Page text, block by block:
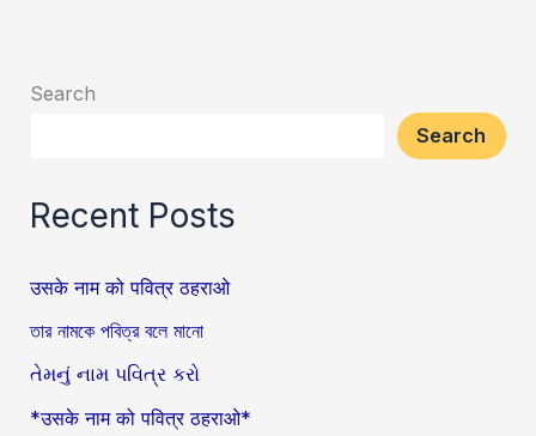
Search
Search
Recent Posts
उसके नाम को पवित्र ठहराओ
তার নামকে পবিত্র বলে মানো
તેમનું નામ પવિત્ર કરો
*उसके नाम को पवित्र ठहराओ*